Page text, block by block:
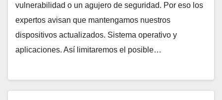
vulnerabilidad o un agujero de seguridad. Por eso los
expertos avisan que mantengamos nuestros
dispositivos actualizados. Sistema operativo y
aplicaciones. Así limitaremos el posible…